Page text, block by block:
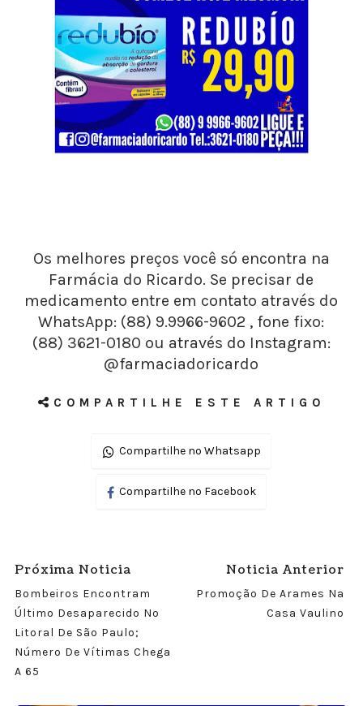
Os melhores preços você só encontra na
Farmácia do Ricardo. Se precisar de
medicamento entre em contato através do
WhatsApp: (88) 9.9966-9602 , fone fixo:
(88) 3621-0180 ou através do Instagram:
@farmaciadoricardo
COMPARTILHE ESTE ARTIGO
Compartilhe no Whatsapp
Compartilhe no Facebook
Próxima Noticia
Bombeiros Encontram
Último Desaparecido No
Litoral De São Paulo;
Número De Vítimas Chega
A 65
Noticia Anterior
Promoção De Arames Na
Casa Vaulino